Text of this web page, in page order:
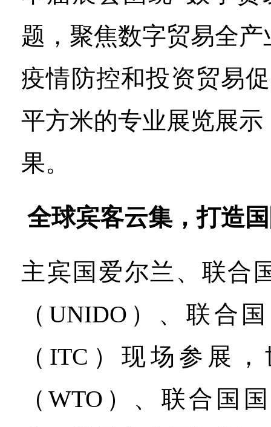
题，聚焦数字贸易全
疫情防控和投资贸易
平方米的专业展览展
果。
全球宾客云集，打造
主宾国爱尔兰、联合
（UNIDO）、联合
（ITC）现场参展
（WTO）、联合国